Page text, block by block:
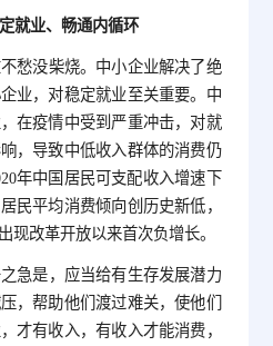
就业、畅通内循环
愁没柴烧。中小企业解决了绝
业，对稳定就业至关重要。中
在疫情中受到严重冲击，对就
，导致中低收入群体的消费仍
年中国居民可支配收入增速下
民平均消费倾向创历史新低，
现改革开放以来首次负增长。
急是，应当给有生存发展潜力
，帮助他们渡过难关，使他们
才有收入，有收入才能消费，